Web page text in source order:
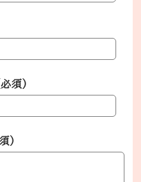
必須)
)